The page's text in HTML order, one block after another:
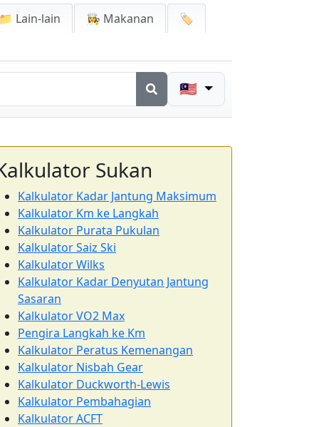
📁 Lain-lain 👩‍🍳 Makanan
🏷️
🇲🇾
Sukan
Kalkulator Kadar Jantung Maksimum
Kalkulator Km ke Langkah
Kalkulator Purata Pukulan
Kalkulator Saiz Ski
Kalkulator Wilks
Kalkulator Kadar Denyutan Jantung
Sasaran
Kalkulator VO2 Max
Pengira Langkah ke Km
Kalkulator Peratus Kemenangan
Kalkulator Nisbah Gear
Kalkulator Duckworth-Lewis
Kalkulator Pembahagian
Kalkulator ACFT